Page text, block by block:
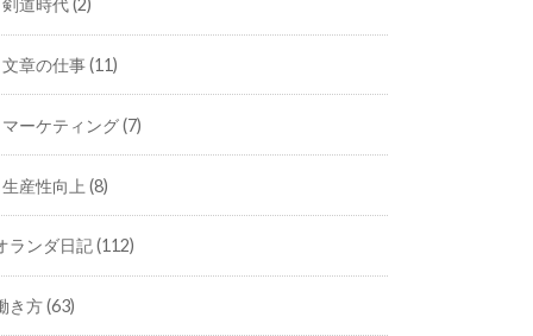
剣道時代(2)
文章の仕事(11)
マーケティング(7)
生産性向上 (8)
ランダ日記(112)
き方(63)